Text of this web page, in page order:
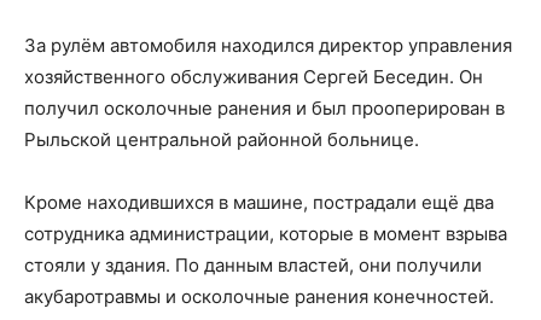
За рулём автомобиля находился директор управления
хозяйственного обслуживания Сергей Беседин. Он
получил осколочные ранения и был прооперирован в
Рыльской центральной районной больнице.
Кроме находившихся в машине, пострадали ещё два
сотрудника администрации, которые в момент взрыва
стояли у здания. По данным властей, они получили
акубаротравмы и осколочные ранения конечностей.